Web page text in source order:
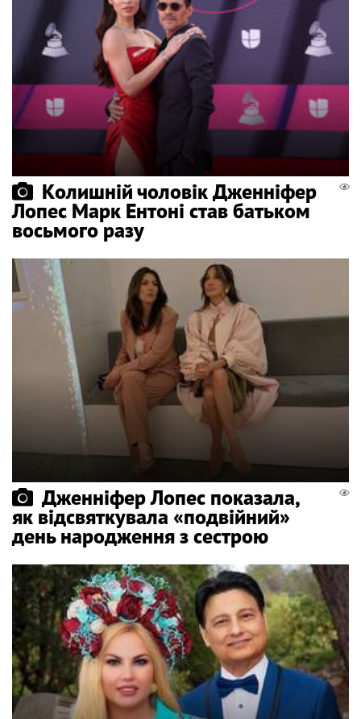
Колишній чоловік Дженніфер
Лопес Марк Ентоні став батьком
восьмого разу
Дженніфер Лопес показала,
як відсвяткувала «подвійний»
день народження з сестрою